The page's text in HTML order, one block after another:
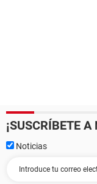
¡SUSCRÍBETE
Noticias